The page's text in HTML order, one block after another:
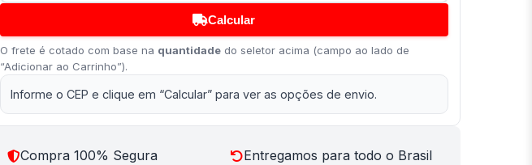
Calcular
O frete é cotado com base na quantidadedo seletor acima (campo ao lado de
“Adicionar ao Carrinho”).
Informe o CEP e clique em “Calcular” para ver as opções de envio.
Compra 100% Segura Entregamos para todo o Brasil